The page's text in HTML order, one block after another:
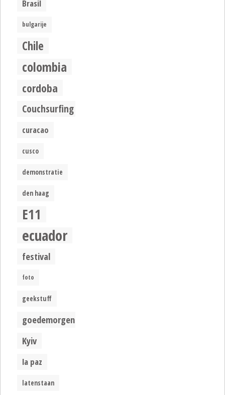
Brasil
bulgarije
Chile
colombia
cordoba
Couchsurfing
curacao
cusco
demonstratie
den haag
E11
ecuador
festival
foto
geekstuff
goedemorgen
Kyiv
la paz
latenstaan